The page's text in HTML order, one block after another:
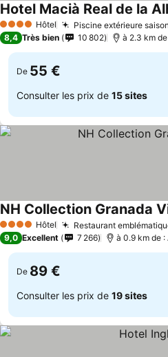
4 Étoiles Hôtel Piscine extérieure
Hotel Macià Real de la
8,4 Très bien 10 802 à 2.3 km
De 55 €
Consulter les prix de 15 sites
4 Étoiles Hôtel Restaurant
NH Collection Granada
9,0 Excellent 7 266 à 0.9 km de :
De 89 €
Consulter les prix de 19 sites